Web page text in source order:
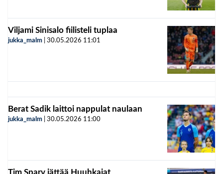
Viljami Sinisalo fiilisteli tuplaa
jukka_malm 30.05.2026 11:01
Berat Sadik laittoi nappulat naulaan
jukka_malm 30.05.2026 11:00